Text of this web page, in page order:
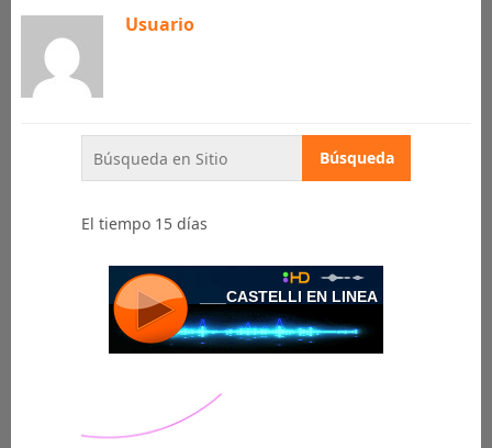
Usuario
El tiempo 15 días